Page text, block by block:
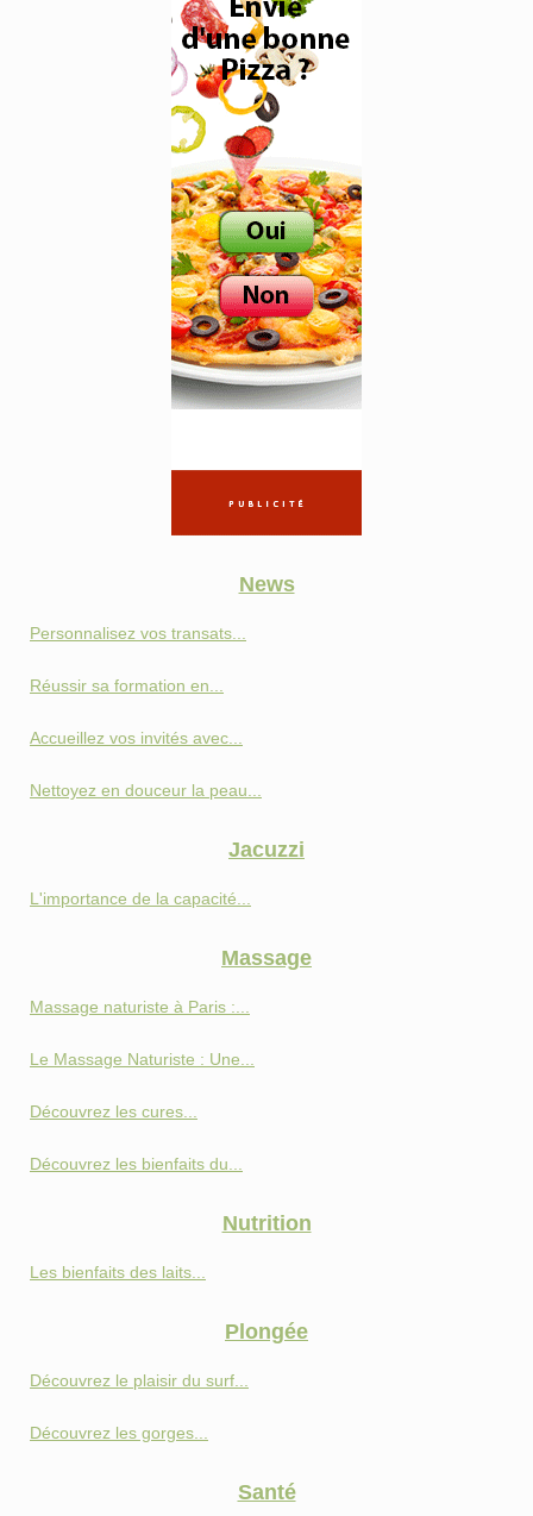
News
Personnalisez vos transats...
Réussir sa formation en...
Accueillez vos invités avec...
Nettoyez en douceur la peau...
Jacuzzi
L'importance de la capacité...
Massage
Massage naturiste à Paris :...
Le Massage Naturiste : Une...
Découvrez les cures...
Découvrez les bienfaits du...
Nutrition
Les bienfaits des laits...
Plongée
Découvrez le plaisir du surf...
Découvrez les gorges...
Santé